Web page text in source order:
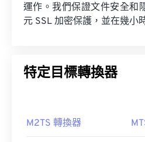
運作。我們保證文件安全和
元 SSL 加密保護，並在幾小
特定目標轉換器
M2TS 轉換器